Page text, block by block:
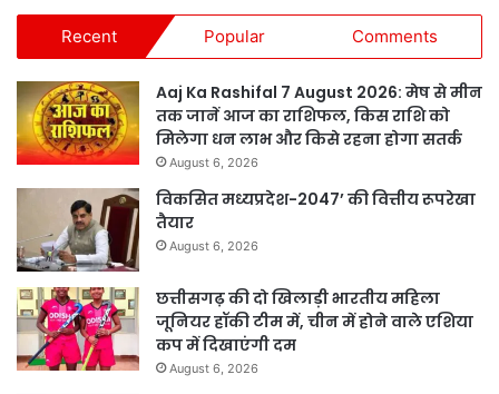
Recent Popular Comments
Aaj Ka Rashifal 7 August 2026: मेष से मीन
तक जानें आज का राशिफल, किस राशि को
मिलेगा धन लाभ और किसे रहना होगा सतर्क
August 6, 2026
विकसित मध्यप्रदेश-2047’ की वित्तीय रूपरेखा
तैयार
August 6, 2026
छत्तीसगढ़ की दो खिलाड़ी भारतीय महिला
जूनियर हॉकी टीम में, चीन में होने वाले एशिया
कप में दिखाएंगी दम
August 6, 2026